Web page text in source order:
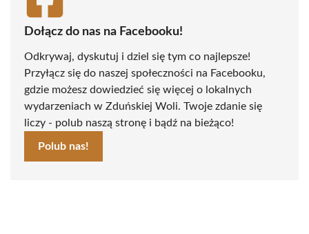
Dołącz do nas na Facebooku!
Odkrywaj, dyskutuj i dziel się tym co najlepsze!
Przyłącz się do naszej społeczności na Facebooku,
gdzie możesz dowiedzieć się więcej o lokalnych
wydarzeniach w Zduńskiej Woli. Twoje zdanie się
liczy - polub naszą stronę i bądź na bieżąco!
Polub nas!